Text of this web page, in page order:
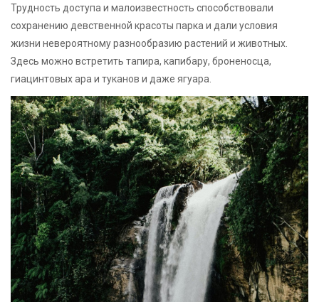
Трудность доступа и малоизвестность способствовали
сохранению девственной красоты парка и дали условия
жизни невероятному разнообразию растений и животных.
Здесь можно встретить тапира, капибару, броненосца,
гиацинтовых ара и туканов и даже ягуара.